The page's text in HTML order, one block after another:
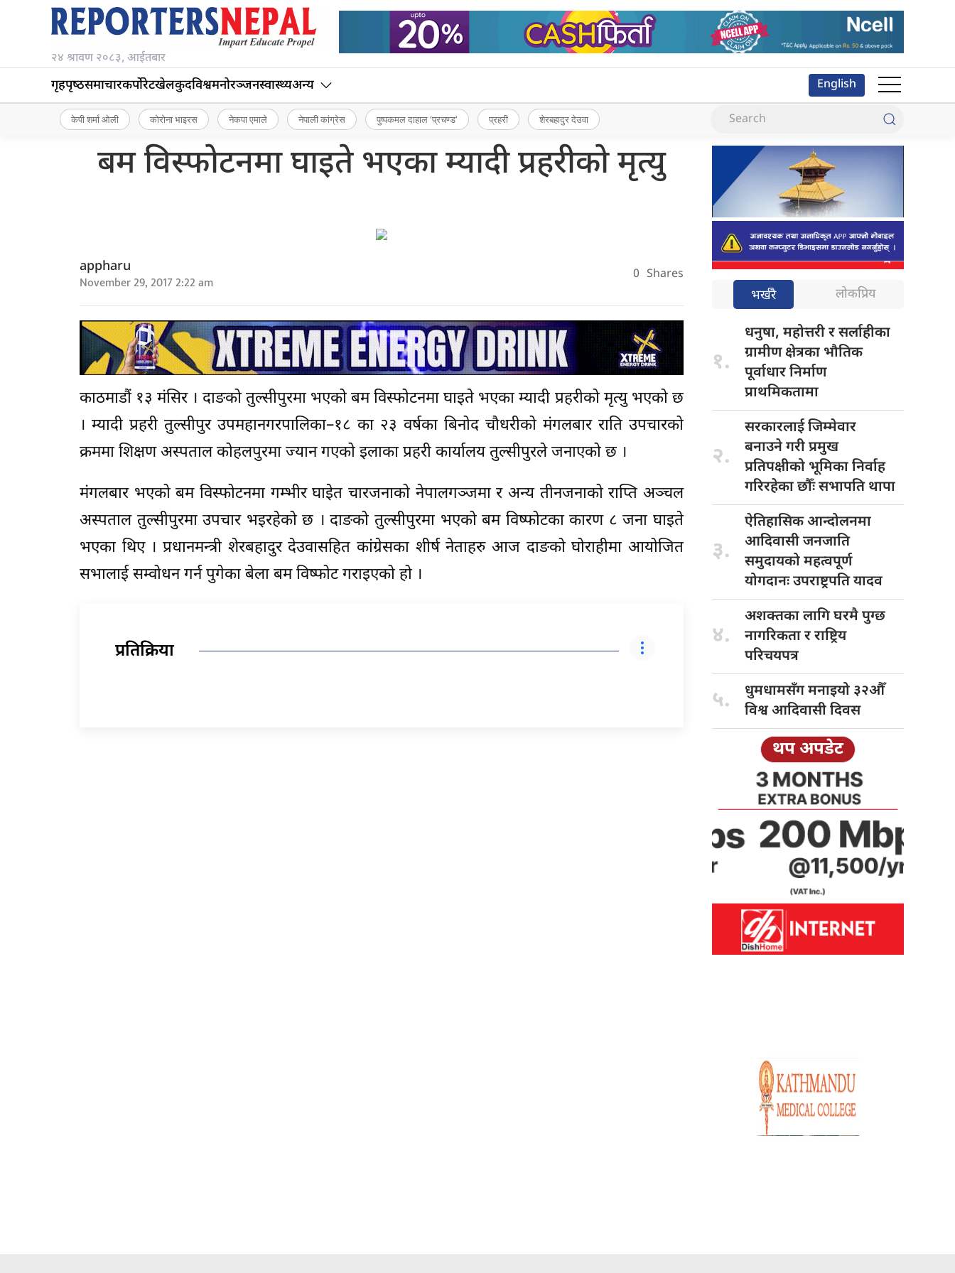
२४ श्रावण २०८३, आईतबार
गृहपृष्‍ठसमाचारकर्पोरेटखेलकुदविश्वमनोरञ्जनस्वास्थ्यअन्य English
केपी शर्मा ओली कोरोना भाइरस नेकपा एमाले नेपाली कांग्रेस पुष्पकमल दाहाल ‘प्रचण्ड’ प्रहरी शेरबहादुर देउवा
बम विस्फोटनमा घाइते भएका म्यादी प्रहरीको मृत्यु
appharu
November 29, 2017 2:22 am 0 Shares
काठमाडौं १३ मंसिर । दाङको तुल्सीपुरमा भएको बम विस्फोटनमा घाइते भएका म्यादी प्रहरीको मृत्यु भएको छ
। म्यादी प्रहरी तुल्सीपुर उपमहानगरपालिका–१८ का २३ वर्षका बिनोद चौधरीको मंगलबार राति उपचारको
क्रममा शिक्षण अस्पताल कोहलपुरमा ज्यान गएको इलाका प्रहरी कार्यालय तुल्सीपुरले जनाएको छ ।
मंगलबार भएको बम विस्फोटनमा गम्भीर घाइेत चारजनाको नेपालगञ्जमा र अन्य तीनजनाको राप्ति अञ्चल
अस्पताल तुल्सीपुरमा उपचार भइरहेको छ । दाङको तुल्सीपुरमा भएको बम विष्फोटका कारण ८ जना घाइते
भएका थिए । प्रधानमन्त्री शेरबहादुर देउवासहित कांग्रेसका शीर्ष नेताहरु आज दाङको घोराहीमा आयोजित
सभालाई सम्वोधन गर्न पुगेका बेला बम विष्फोट गराइएको हो ।
प्रतिक्रिया
भर्खरै लोकप्रिय
१.
धनुषा, महोत्तरीर सर्लाहीका
ग्रामीण क्षेत्रका भौतिक
पूर्वाधार निर्माण
प्राथमिकतामा
२.
सरकारलाई जिम्मेवार
बनाउने गरी प्रमुख
प्रतिपक्षीको भूमिका निर्वाह
गरिरहेका छौँः सभापति थापा
३.
ऐतिहासिक आन्दोलनमा
आदिवासी जनजाति
समुदायको महत्वपूर्ण
योगदानः उपराष्ट्रपति यादव
४.
अशक्तका लागिघरमै पुग्छ
नागरिकता र राष्ट्रिय
परिचयपत्र
५. धुमधामसँग मनाइयो ३२औँ
विश्व आदिवासी दिवस
थप अपडेट